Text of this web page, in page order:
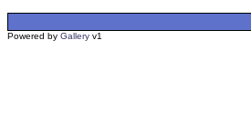
Powered by Gallery v1